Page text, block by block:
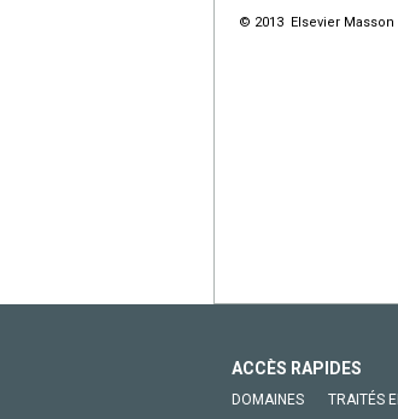
© 2013 Elsevier Masson
ACCÈS RAPIDES
DOMAINES TRAITÉS